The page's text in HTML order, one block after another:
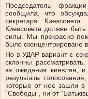
Председатель
сообщила, что
секретаря
Киевсовета должен
силы. Мы прекрасно
было сконцентрировано
Но в УДАР вариант с
склонны рассматривать.
за ожидания киевлян, и
результаты
которые от нее зашли в
“Свободы”, ни от